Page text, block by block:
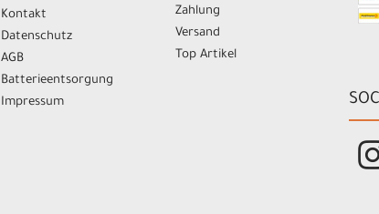
Kontakt
Datenschutz
AGB
Batterieentsorgung
Impressum
Zahlung
Versand
Top Artikel